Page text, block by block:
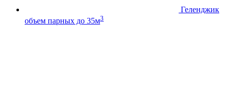
Геленджик
объем парных до 35м3